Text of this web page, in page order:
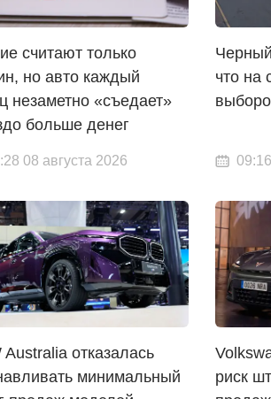
считают только
но авто каждый
незаметно «съедает»
больше денег
08 августа 2026
что на
Australia отказалась
минимальный
риск